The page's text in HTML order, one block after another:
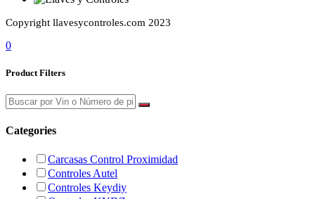
Copyright llavesycontroles.com 2023
0
Product Filters
Categories
Carcasas Control Proximidad
Controles Autel
Controles Keydiy